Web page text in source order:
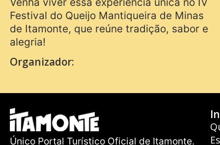
Festival do Queijo Mantiqueira de Minas
de Itamonte, que reúne tradição, sabor e
alegria!
Organizador:
Único Portal Turístico Oficial de Itamonte.